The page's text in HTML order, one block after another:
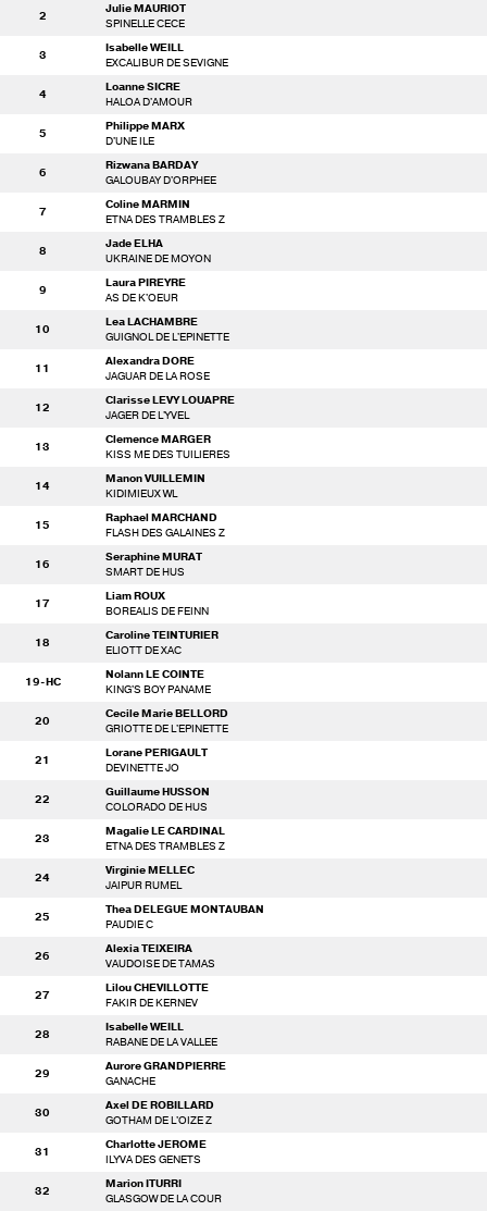
2
Julie MAURIOT
SPINELLE CECE
3
Isabelle WEILL
EXCALIBUR DE SEVIGNE
4
Loanne SICRE
HALOA D'AMOUR
5
Philippe MARX
D'UNE ILE
6
Rizwana BARDAY
GALOUBAY D'ORPHEE
7
Coline MARMIN
ETNA DES TRAMBLES Z
8
Jade ELHA
UKRAINE DE MOYON
9
Laura PIREYRE
AS DE K'OEUR
10
Lea LACHAMBRE
GUIGNOL DE L'EPINETTE
11
Alexandra DORE
JAGUAR DE LA ROSE
12
Clarisse LEVY LOUAPRE
JAGER DE L'YVEL
13
Clemence MARGER
KISS ME DES TUILIERES
14
Manon VUILLEMIN
KIDIMIEUX WL
15
Raphael MARCHAND
FLASH DES GALAINES Z
16
Seraphine MURAT
SMART DE HUS
17
Liam ROUX
BOREALIS DE FEINN
18
Caroline TEINTURIER
ELIOTT DE XAC
19-HC
Nolann LE COINTE
KING'S BOY PANAME
20
Cecile Marie BELLORD
GRIOTTE DE L'EPINETTE
21
Lorane PERIGAULT
DEVINETTE JO
22
Guillaume HUSSON
COLORADO DE HUS
23
Magalie LE CARDINAL
ETNA DES TRAMBLES Z
24
Virginie MELLEC
JAIPUR RUMEL
25
Thea DELEGUE MONTAUBAN
PAUDIE C
26
Alexia TEIXEIRA
VAUDOISE DE TAMAS
27
Lilou CHEVILLOTTE
FAKIR DE KERNEV
28
Isabelle WEILL
RABANE DE LA VALLEE
29
Aurore GRANDPIERRE
GANACHE
30
Axel DE ROBILLARD
GOTHAM DE L'OIZE Z
31
Charlotte JEROME
ILYVA DES GENETS
32
Marion ITURRI
GLASGOW DE LA COUR